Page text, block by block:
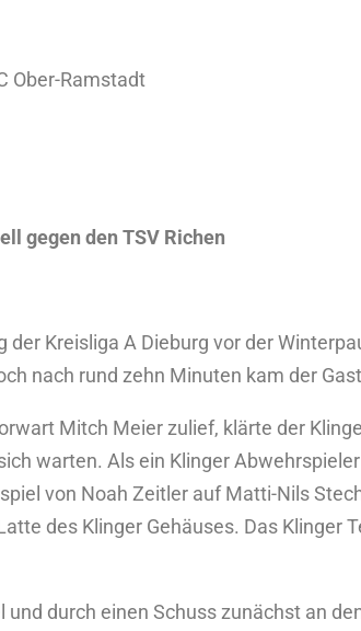
Ober-Ramstadt
gegen den TSV Richen
der Kreisliga A Dieburg vor der
nach rund zehn Minuten kam der
Mitch Meier zulief, klärte der
warten. Als ein Klinger
von Noah Zeitler auf Matti-Nils
des Klinger Gehäuses. Das
und durch einen Schuss zunächst an